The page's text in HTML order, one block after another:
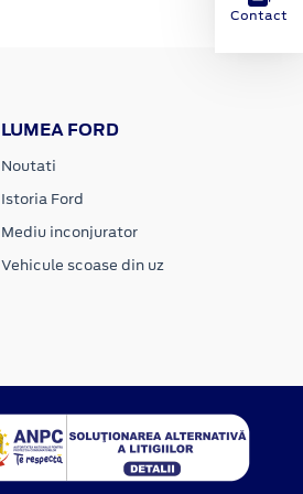
LUMEA FORD
Noutati
Istoria Ford
Mediu inconjurator
Vehicule scoase din uz
Contact